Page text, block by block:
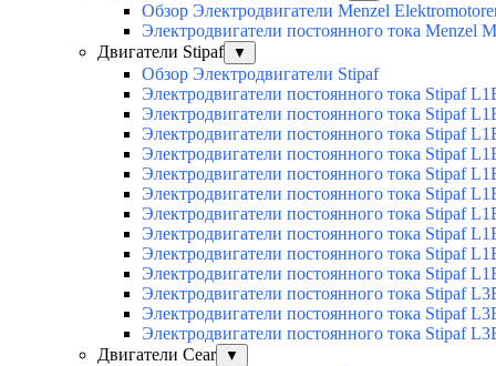
Обзор Электродвигатели Menzel
Электродвигатели постоянного тока Menzel
Двигатели Stipaf
▼
Обзор Электродвигатели Stipaf
Электродвигатели постоянного тока Stipaf
Электродвигатели постоянного тока Stipaf
Электродвигатели постоянного тока Stipaf
Электродвигатели постоянного тока Stipaf
Электродвигатели постоянного тока Stipaf
Электродвигатели постоянного тока Stipaf
Электродвигатели постоянного тока Stipaf
Электродвигатели постоянного тока Stipaf
Электродвигатели постоянного тока Stipaf
Электродвигатели постоянного тока Stipaf
Электродвигатели постоянного тока Stipaf
Электродвигатели постоянного тока Stipaf
Электродвигатели постоянного тока Stipaf
Двигатели Cear
▼